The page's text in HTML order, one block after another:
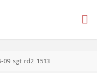
09_sgt_rd2_1513